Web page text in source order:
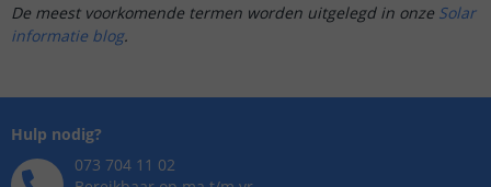
De meest voorkomende termen worden uitgelegd in onze Solar
informatie blog.
Hulp nodig?
073 704 11 02